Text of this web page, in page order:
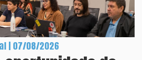
| 07/08/2026